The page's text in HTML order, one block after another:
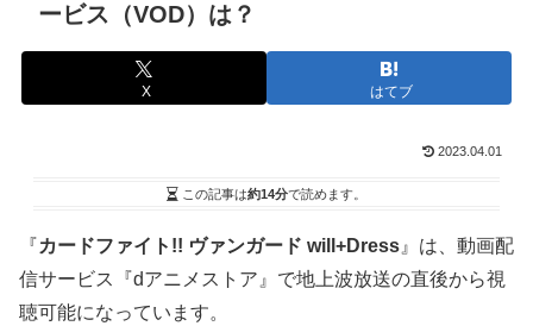
ービス（VOD）は？
X はてブ
2023.04.01
この記事は約14分で読めます。
『カードファイト!! ヴァンガード will+Dress 』は、動画配
信サービス『dアニメストア』で地上波放送の直後から視
聴可能になっています。